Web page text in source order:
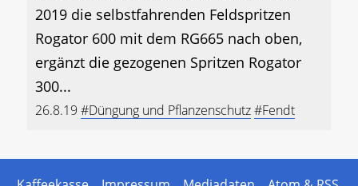
2019 die selbstfahrenden Feldspritzen
Rogator 600 mit dem RG665 nach oben,
ergänzt die gezogenen Spritzen Rogator
300...
26.8.19 #Düngung und Pflanzenschutz#Fendt